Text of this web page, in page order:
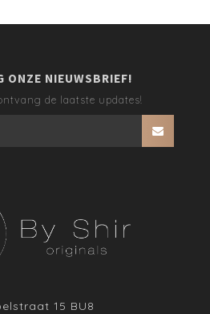
ONZE NIEUWSBRIEF!
de laatste updates!
15 BU8